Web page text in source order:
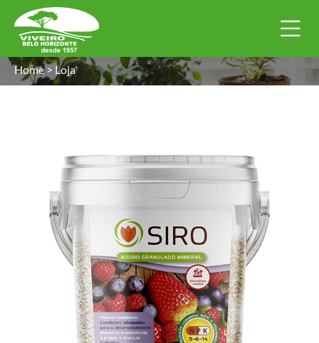
Home> Loja